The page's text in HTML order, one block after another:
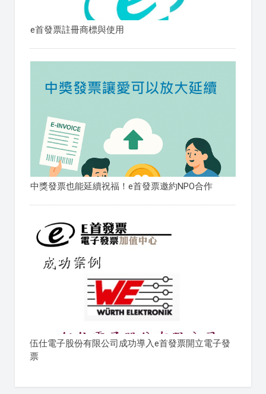
e首發票註冊商標與使用
中獎發票也能延續祝福！e首發票邀約NPO合作
伍仕電子股份有限公司成功導入e首發票開立電子發
票